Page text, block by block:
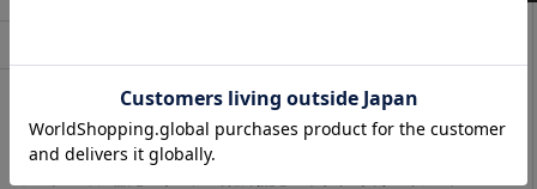
各決済メンテナンスのお知らせ（9月）
7/31(金)『YOKOHAMA STAR☆NIGHT 2026 Supported by 横浜銀行』グ